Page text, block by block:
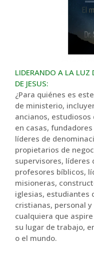
LIDERANDO A LA LUZ
DE JESUS:
¿Para quiénes es
de ministerio,
ancianos, estudiosos
en casas,
líderes de
propietarios de
supervisores, líderes
profesores bíblicos,
misioneras,
iglesias, estudiantes
cristianas, personal
cualquiera que
su lugar de trabajo,
o el mundo.